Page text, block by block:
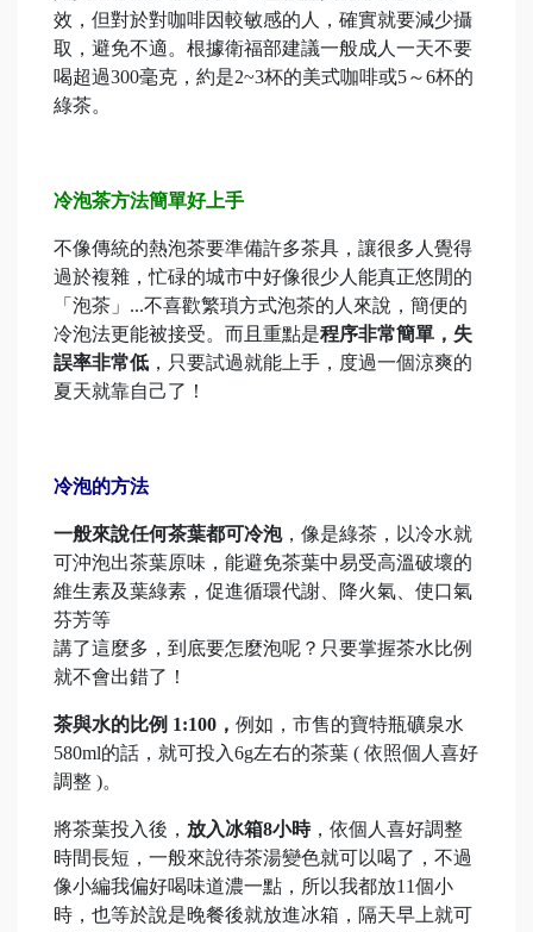
效，但對於對咖啡因較敏感的人，確實就要減少攝
取，避免不適。根據衛福部建議一般成人一天不要
喝超過300毫克，約是2~3杯的美式咖啡或5～6杯的
綠茶。
冷泡茶方法簡單好上手
不像傳統的熱泡茶要準備許多茶具，讓很多人覺得
過於複雜，忙碌的城市中好像很少人能真正悠閒的
「泡茶」...不喜歡繁瑣方式泡茶的人來說，簡便的
冷泡法更能被接受。而且重點是程序非常簡單，失
誤率非常低 ，只要試過就能上手，度過一個涼爽的
夏天就靠自己了！
冷泡的方法
一般來說任何茶葉都可冷泡，像是綠茶，以冷水就
可沖泡出茶葉原味，能避免茶葉中易受高溫破壞的
維生素及葉綠素，促進循環代謝、降火氣、使口氣
芬芳等
講了這麼多，到底要怎麼泡呢？只要掌握茶水比例
就不會出錯了！
茶與水的比例 1:100 ， 例如，市售的寶特瓶礦泉水
580ml的話，就可投入6g左右的茶葉 ( 依照個人喜好
調整 )。
將茶葉投入後， 放入冰箱8小時，依個人喜好調整
時間長短，一般來說待茶湯變色就可以喝了，不過
像小編我偏好喝味道濃一點，所以我都放11個小
時，也等於說是晚餐後就放進冰箱，隔天早上就可